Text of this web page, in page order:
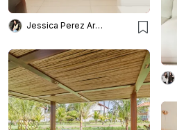
Jessica Perez Arquitetura